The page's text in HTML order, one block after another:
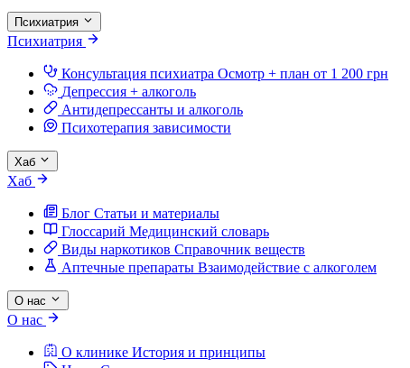
Психиатрия
Психиатрия
Консультация психиатра Осмотр + план от 1 200 грн
Депрессия + алкоголь
Антидепрессанты и алкоголь
Психотерапия зависимости
Хаб
Хаб
Блог Статьи и материалы
Глоссарий Медицинский словарь
Виды наркотиков Справочник веществ
Аптечные препараты Взаимодействие с алкоголем
О нас
О нас
О клинике История и принципы